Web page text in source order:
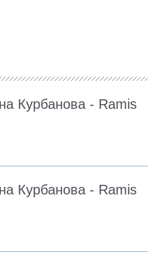
Курбанова - Ramis
Курбанова - Ramis